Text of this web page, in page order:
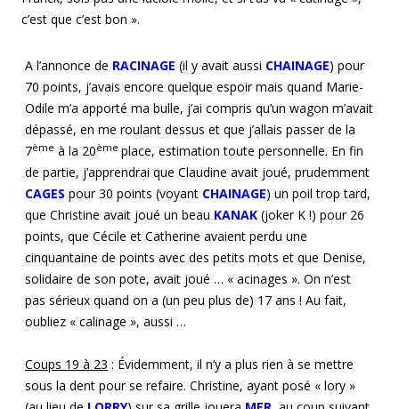
c’est que c’est bon ».
A l’annonce de RACINAGE (il y avait aussi CHAINAGE) pour
70 points, j’avais encore quelque espoir mais quand Marie-
Odile m’a apporté ma bulle, j’ai compris qu’un wagon m’avait
dépassé, en me roulant dessus et que j’allais passer de la
7ème à la 20ème place, estimation toute personnelle. En fin
de partie, j’apprendrai que Claudine avait joué, prudemment
CAGES pour 30 points (voyant CHAINAGE) un poil trop tard,
que Christine avait joué un beau KANAK (joker K !) pour 26
points, que Cécile et Catherine avaient perdu une
cinquantaine de points avec des petits mots et que Denise,
solidaire de son pote, avait joué … « acinages ». On n’est
pas sérieux quand on a (un peu plus de) 17 ans ! Au fait,
oubliez « calinage », aussi …
Coups 19 à 23 : Évidemment, il n’y a plus rien à se mettre
sous la dent pour se refaire. Christine, ayant posé « lory »